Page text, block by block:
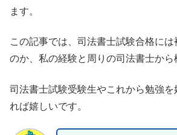
ます。
この記事では、司法書士試験合格に
のか、私の経験と周りの司法書士から
司法書士試験受験生やこれから勉強
れば嬉しいです。